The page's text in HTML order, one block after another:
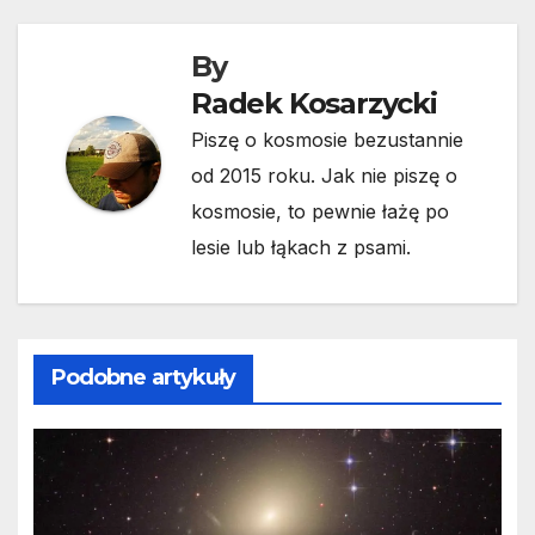
By
Radek Kosarzycki
Piszę o kosmosie bezustannie
od 2015 roku. Jak nie piszę o
kosmosie, to pewnie łażę po
lesie lub łąkach z psami.
Podobne artykuły